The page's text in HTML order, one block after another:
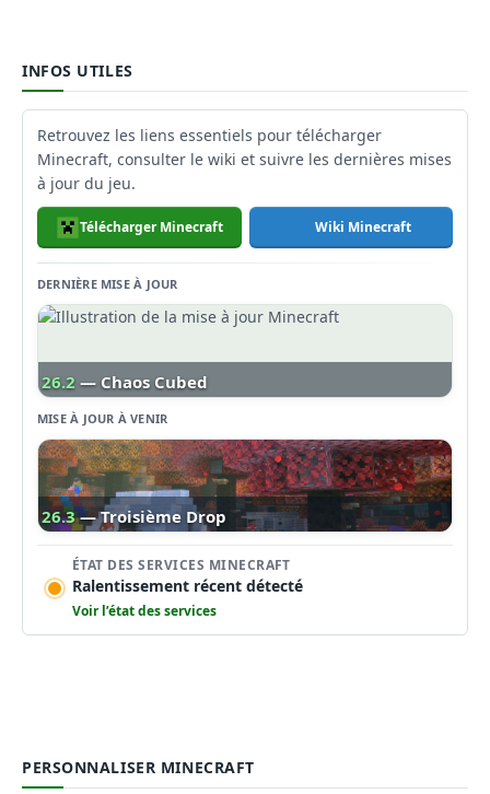
INFOS UTILES
Retrouvez les liens essentiels pour télécharger
Minecraft, consulter le wiki et suivre les dernières mises
à jour du jeu.
Télécharger Minecraft Wiki Minecraft
DERNIÈRE MISE À JOUR
26.2 — Chaos Cubed
MISE À JOUR À VENIR
26.3 — Troisième Drop
ÉTAT DES SERVICES MINECRAFT
Ralentissement récent détecté
Voir l’état des services
PERSONNALISER MINECRAFT